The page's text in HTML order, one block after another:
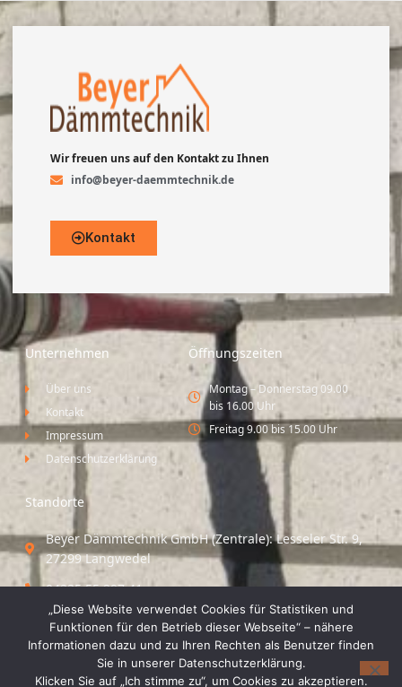
Wir freuen uns auf den Kontakt zu Ihnen
info@beyer-daemmtechnik.de
Kontakt
Unternehmen
Über uns
Kontakt
Impressum
Datenschutzerklärung
Öffnungszeiten
Montag – Donnerstag 09.00
bis 16.00 Uhr
Freitag 9.00 bis 15.00 Uhr
Standorte
Beyer Dämmtechnik GmbH (Zentrale): Lesseler Str. 9,
27299 Langwedel
04235 55 297 41
Standort Vechta / Minden: Osloer Straße 21 49377
Vechta
04441 8 89 93 40
„Diese Website verwendet Cookies für Statistiken und
Funktionen für den Betrieb dieser Webseite“ – nähere
Informationen dazu und zu Ihren Rechten als Benutzer finden
Sie in unserer Datenschutzerklärung.
Klicken Sie auf „Ich stimme zu“, um Cookies zu akzeptieren.